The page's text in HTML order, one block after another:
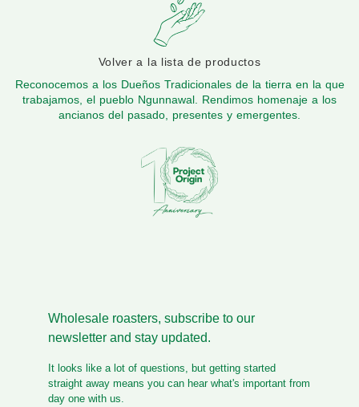
Volver a la lista de productos
Reconocemos a los Dueños Tradicionales de la tierra en la que
trabajamos, el pueblo Ngunnawal. Rendimos homenaje a los
ancianos del pasado, presentes y emergentes.